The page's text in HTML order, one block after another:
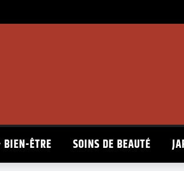
BIEN-ÊTRE SOINS DE BEAUTÉ